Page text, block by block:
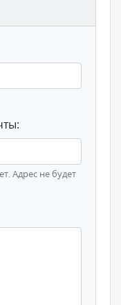
Адрес не будет